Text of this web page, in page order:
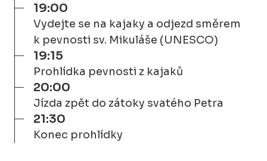
19:00
Vydejte se na kajaky a odjezd směrem
k pevnosti sv. Mikuláše (UNESCO)
19:15
Prohlídka pevnosti z kajaků
20:00
Jízda zpět do zátoky svatého Petra
21:30
Konec prohlídky